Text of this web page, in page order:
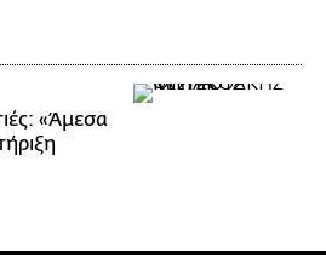
«Άμεσα